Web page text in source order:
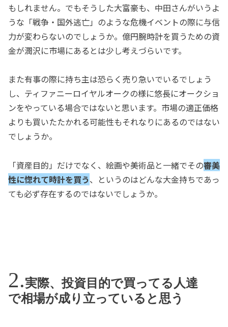
もしれません。でもそうした大富豪も、中田さんがいうよ
うな「戦争・国外逃亡」のような危機イベントの際に与信
力が変わらないのでしょうか。億円腕時計を買うための資
金が潤沢に市場にあるとは少し考えづらいです。
また有事の際に持ち主は恐らく売り急いでいるでしょう
し、ティファニーロイヤルオークの様に悠長にオークショ
ンをやっている場合ではないと思います。市場の適正価格
よりも買いたたかれる可能性もそれなりにあるのではない
でしょうか。
「資産目的」だけでなく、絵画や美術品と一緒でその審美
性に惚れて時計を買う、というのはどんな大金持ちであっ
ても必ず存在するのではないでしょうか。
実際、投資目的で買ってる人達
で相場が成り立っていると思う